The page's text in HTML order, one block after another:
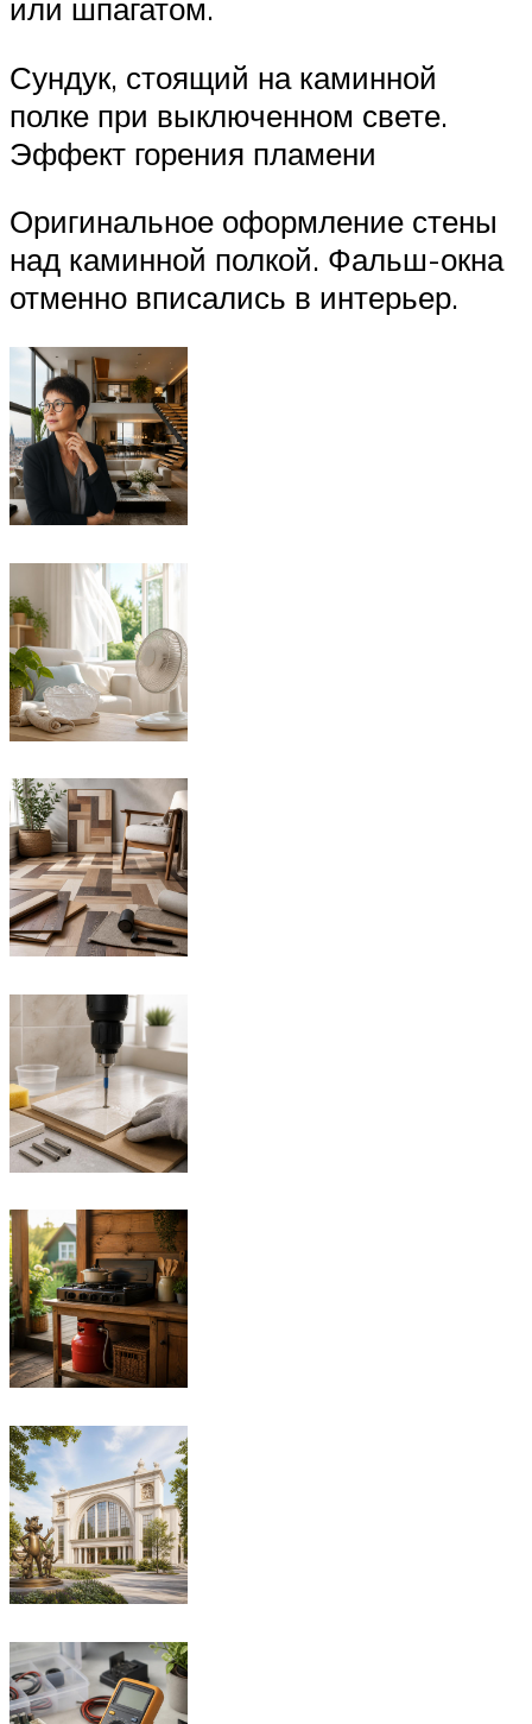
или шпагатом.
Сундук, стоящий на каминной
полке при выключенном свете.
Эффект горения пламени
Оригинальное оформление стены
над каминной полкой. Фальш-окна
отменно вписались в интерьер.